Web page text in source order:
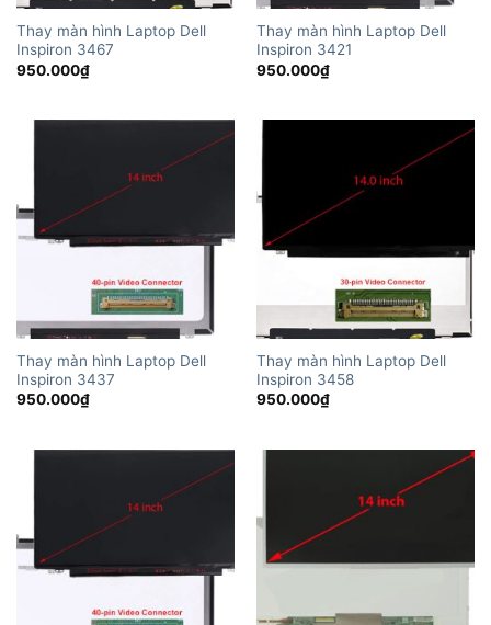
Thay màn hình Laptop Dell
Inspiron 3467
950.000₫
Thay màn hình Laptop Dell
Inspiron 3421
950.000₫
Thay màn hình Laptop Dell
Inspiron 3437
950.000₫
Thay màn hình Laptop Dell
Inspiron 3458
950.000₫